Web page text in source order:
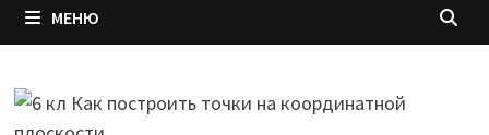
МЕНЮ